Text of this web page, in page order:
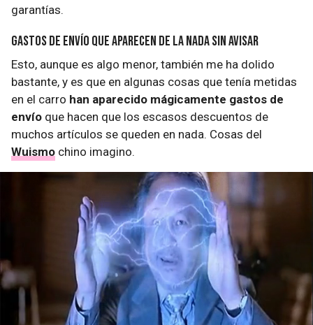
garantías.
Gastos de envío que aparecen de la nada sin avisar
Esto, aunque es algo menor, también me ha dolido
bastante, y es que en algunas cosas que tenía metidas
en el carro han aparecido mágicamente gastos de
envío que hacen que los escasos descuentos de
muchos artículos se queden en nada. Cosas del
Wuismo chino imagino.